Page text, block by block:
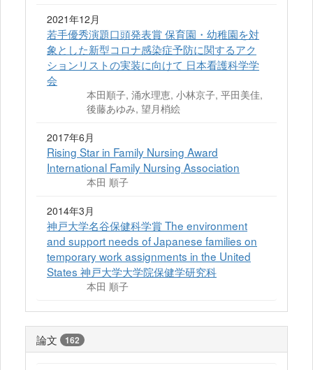
2021年12月
若手優秀演題口頭発表賞 保育園・幼稚園を対
象とした新型コロナ感染症予防に関するアク
ションリストの実装に向けて 日本看護科学学
会
本田順子, 涌水理恵, 小林京子, 平田美佳,
後藤あゆみ, 望月梢絵
2017年6月
Rising Star in Family Nursing Award
International Family Nursing Association
本田 順子
2014年3月
神戸大学名谷保健科学賞 The environment
and support needs of Japanese families on
temporary work assignments in the United
States 神戸大学大学院保健学研究科
本田 順子
論文 162